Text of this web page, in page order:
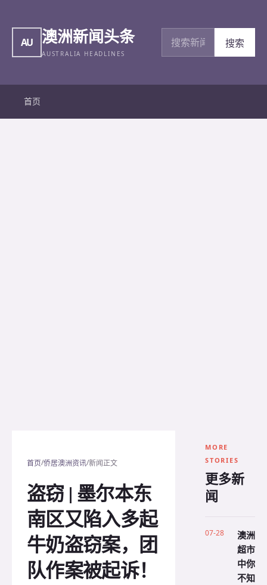
AU 澳洲新闻头条
AUSTRALIA HEADLINES
搜索新闻
搜索
首页
首页/侨居澳洲资讯/新闻正文
盗窃 | 墨尔本东
南区又陷入多起
牛奶盗窃案，团
队作案被起诉！
MORE
STORIES
更多新
闻
07-28
澳洲
超市
中你
不知